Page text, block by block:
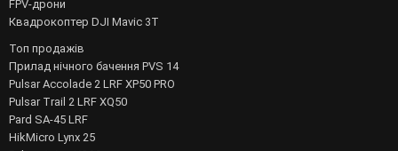
FPV-дрони
Квадрокоптер DJI Mavic 3T
Топ продажів
Прилад нічного бачення PVS 14
Pulsar Accolade 2 LRF XP50 PRO
Pulsar Trail 2 LRF XQ50
Pard SA-45 LRF
HikMicro Lynx 25